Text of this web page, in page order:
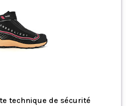
technique de sécurité